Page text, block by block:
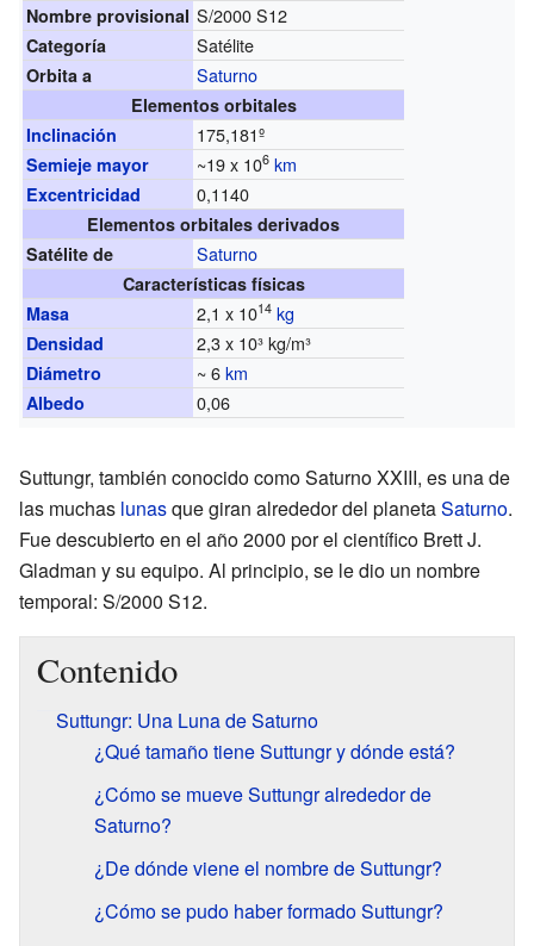
Nombre provisional S/2000 S12
Categoría Satélite
Orbita a Saturno
Elementos orbitales
Inclinación
175,181º
Semieje mayor ~19 x 106 km
Excentricidad 0,1140
Elementos orbitales derivados
Satélite de
Saturno
Características físicas
Masa
2,1 x 1014 kg
Densidad 2,3 x 10³ kg/m³
Diámetro ~ 6km
Albedo 0,06
Suttungr, también conocido como Saturno XXIII, es una de
las muchas lunasque giran alrededor del planetaSaturno.
Fue descubierto en el año 2000 por el científico Brett J.
Gladman y su equipo. Al principio, se le dio un nombre
temporal: S/2000 S12.
Contenido
Suttungr: Una Luna de Saturno
¿Qué tamaño tiene Suttungr y dónde está?
¿Cómo se mueve Suttungr alrededor de
Saturno?
¿De dónde viene el nombre de Suttungr?
¿Cómo se pudo haber formado Suttungr?